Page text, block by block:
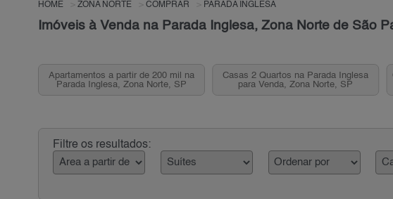
HOME ZONA NORTE COMPRAR PARADA INGLESA
Imóveis à Venda na Parada Inglesa, Zona Norte de São
Apartamentos a partir de 200 mil na
Parada Inglesa, Zona Norte, SP
Casas 2 Quartos na Parada Inglesa
para Venda, Zona Norte, SP
Filtre os resultados: